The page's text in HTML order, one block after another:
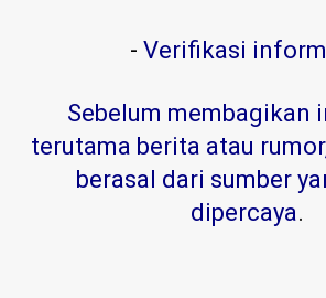
- Verifikasi
Sebelum membagikan
terutama berita atau
berasal dari sumber
dipercaya.